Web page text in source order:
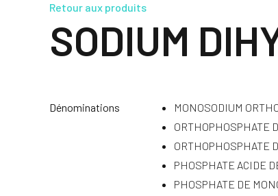
Retour aux produits
SODIUM
Dénominations
MONOSODIUM
ORTHOPHOSPHATE
ORTHOPHOSPHATE
PHOSPHATE ACIDE
PHOSPHATE DE